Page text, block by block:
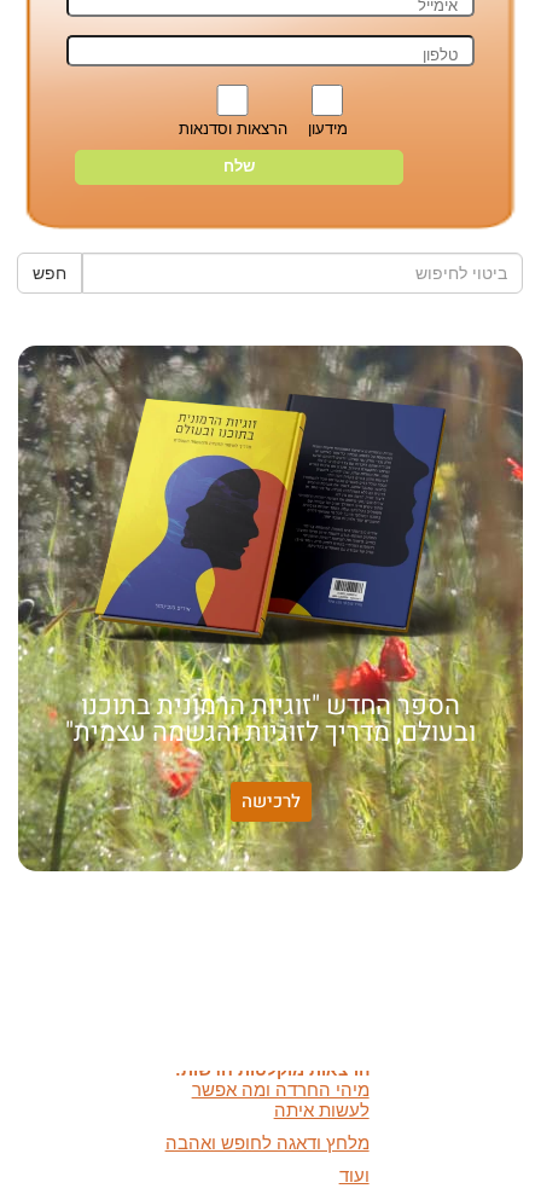
מידעון הרצאות וסדנאות
חפש
הספר החדש "זוגיות הרמונית בתוכנו
ובעולם, מדריך לזוגיות והגשמה עצמית"
לרכישה
האמונה שלי:
לעשות איתה
מלחץ ודאגה לחופש ואהבה
ועוד
מאמרים חדשים: